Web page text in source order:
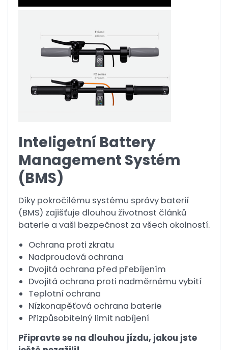
Inteligetní Battery
Management Systém
(BMS)
Díky pokročilému systému správy baterií
(BMS) zajišťuje dlouhou životnost článků
baterie a vaši bezpečnost za všech okolností.
Ochrana proti zkratu
Nadproudová ochrana
Dvojitá ochrana před přebíjením
Dvojitá ochrana proti nadměrnému vybití
Teplotní ochrana
Nízkonapěťová ochrana baterie
Přizpůsobitelný limit nabíjení
Připravte se na dlouhou jízdu, jakou jste